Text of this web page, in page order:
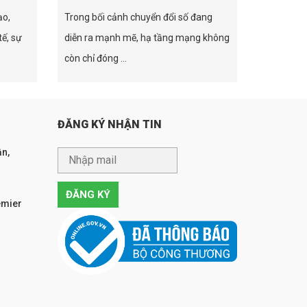
sự
Trong bối cảnh chuyển đổi số đang
diễn ra mạnh mẽ, hạ tầng mạng không
còn chỉ đóng ...
ĐĂNG KÝ NHẬN TIN